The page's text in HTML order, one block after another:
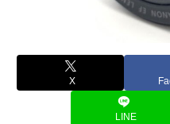
X
LINE